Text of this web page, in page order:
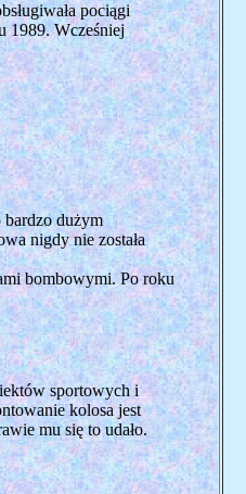
pociągi
1989. Wcześniej
dużym
nigdy nie została
bombowymi. Po roku
sportowych i
kolosa jest
mu się to udało.